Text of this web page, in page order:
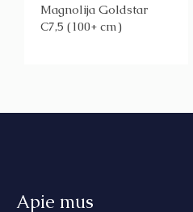
Magnolija Goldstar
C7,5 (100+ cm)
Apie mus